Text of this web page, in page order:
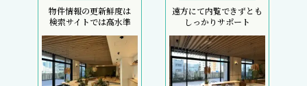
物件情報の更新鮮度は
検索サイトでは高水準
遠方にて内覧できずとも
しっかりサポート